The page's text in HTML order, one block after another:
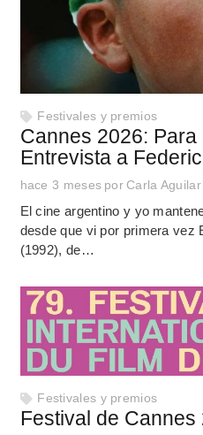
Festivales y premios
Cannes 2026:
Entrevista a
hace 3 meses por Carla
El cine argentino y yo
desde que vi por primera vez
(1992), de…
Festivales y premios
Festival de Cannes